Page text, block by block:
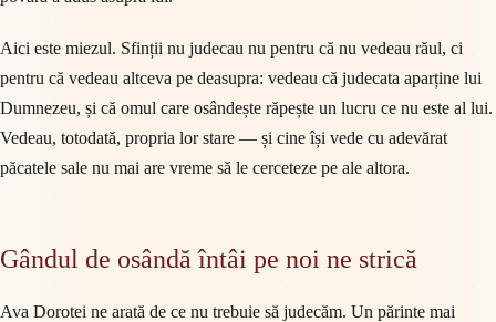
Aici este miezul. Sfinții nu judecau nu pentru că nu vedeau răul, ci
pentru că vedeau altceva pe deasupra: vedeau că judecata aparține lui
Dumnezeu, și că omul care osândește răpește un lucru ce nu este al lui.
Vedeau, totodată, propria lor stare — și cine își vede cu adevărat
păcatele sale nu mai are vreme să le cerceteze pe ale altora.
Gândul de osândă întâi pe noi ne strică
Ava Dorotei ne arată de ce nu trebuie să judecăm. Un părinte mai